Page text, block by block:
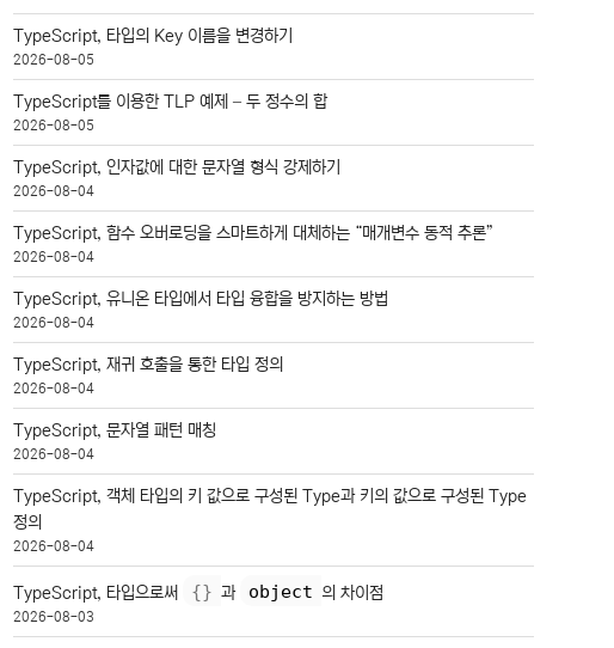
TypeScript, 타입의 Key 이름을 변경하기
2026-08-05
TypeScript를 이용한 TLP 예제 – 두 정수의 합
2026-08-05
TypeScript, 인자값에 대한 문자열 형식 강제하기
2026-08-04
TypeScript, 함수 오버로딩을 스마트하게 대체하는 “매개변수 동적 추론”
2026-08-04
TypeScript, 유니온 타입에서 타입 융합을 방지하는 방법
2026-08-04
TypeScript, 재귀 호출을 통한 타입 정의
2026-08-04
TypeScript, 문자열 패턴 매칭
2026-08-04
TypeScript, 객체 타입의 키 값으로 구성된 Type과 키의 값으로 구성된 Type
정의
2026-08-04
TypeScript, 타입으로써 {} 과 object 의 차이점
2026-08-03